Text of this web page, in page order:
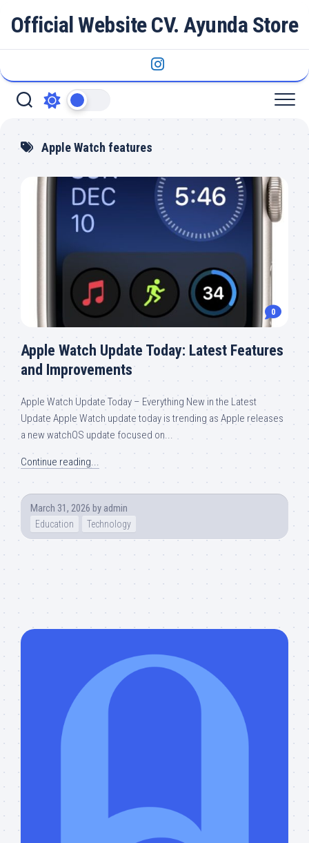
Official Website CV. Ayunda Store
Apple Watch features
0
Apple Watch Update Today: Latest Features
and Improvements
Apple Watch Update Today – Everything New in the Latest
Update Apple Watch update today is trending as Apple releases
a new watchOS update focused on...
Continue reading...
March 31, 2026 by admin
Education Technology